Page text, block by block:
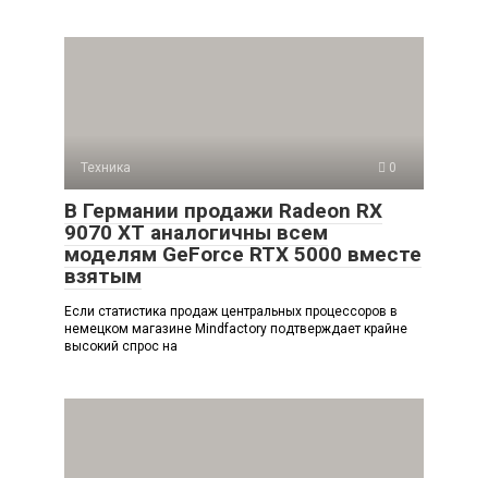
Техника 0
В Германии продажи Radeon RX
9070 XT аналогичны всем
моделям GeForce RTX 5000 вместе
взятым
Если статистика продаж центральных процессоров в
немецком магазине Mindfactory подтверждает крайне
высокий спрос на